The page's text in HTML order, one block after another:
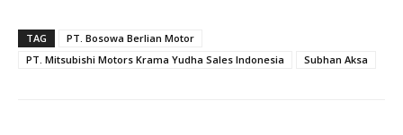
TAG
PT. Bosowa Berlian Motor
PT. Mitsubishi Motors Krama Yudha Sales Indonesia
Subhan Aksa